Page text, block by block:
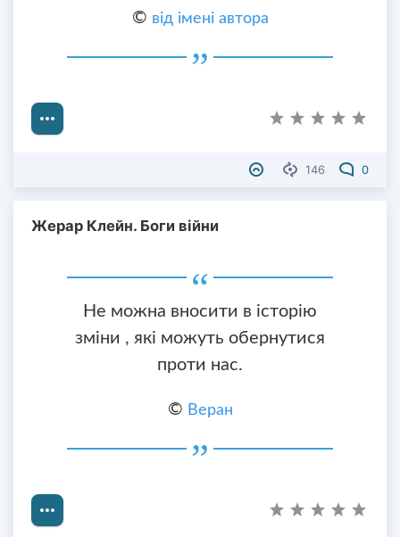
© від імені автора
146 0
Жерар Клейн. Боги війни
Не можна вносити в історію
зміни , які можуть обернутися
проти нас.
© Веран